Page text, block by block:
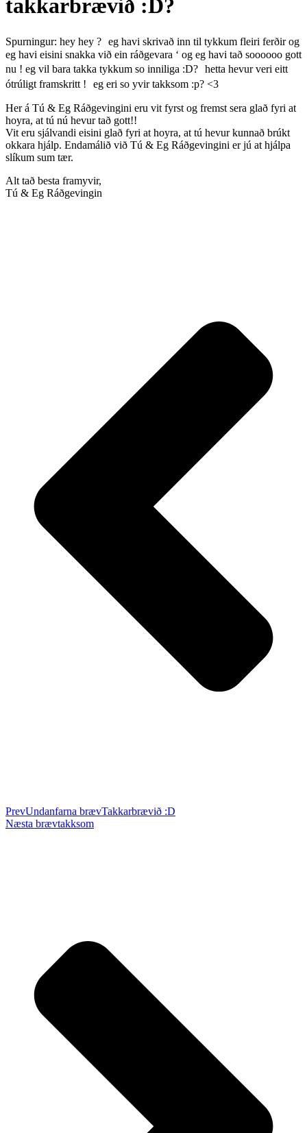
takkarbrævið :D?
Spurningur: hey hey ? eg havi skrivað inn til tykkum fleiri ferðir og
eg havi eisini snakka við ein ráðgevara ‘ og eg havi tað soooooo gott
nu ! eg vil bara takka tykkum so inniliga :D? hetta hevur veri eitt
ótrúligt framskritt ! eg eri so yvir takksom :p? <3
Her á Tú & Eg Ráðgevingini eru vit fyrst og fremst sera glað fyri at
hoyra, at tú nú hevur tað gott!!
Vit eru sjálvandi eisini glað fyri at hoyra, at tú hevur kunnað brúkt
okkara hjálp. Endamálið við Tú & Eg Ráðgevingini er jú at hjálpa
slíkum sum tær.
Alt tað besta framyvir,
Tú & Eg Ráðgevingin
PrevUndanfarna brævTakkarbrævið :D
Næsta brævtakksom